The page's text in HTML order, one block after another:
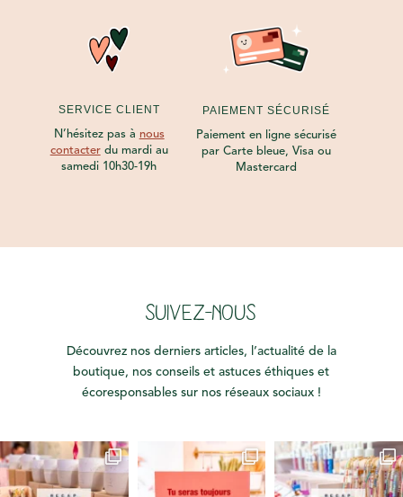
SERVICE CLIENT
N’hésitez pas à nous
contacterdu mardi au
samedi 10h30-19h
PAIEMENT SÉCURISÉ
Paiement en ligne sécurisé
par Carte bleue, Visa ou
Mastercard
SUIVEZ-NOUS
Découvrez nos derniers articles, l’actualité de la
boutique, nos conseils et astuces éthiques et
écoresponsables sur nos réseaux sociaux !